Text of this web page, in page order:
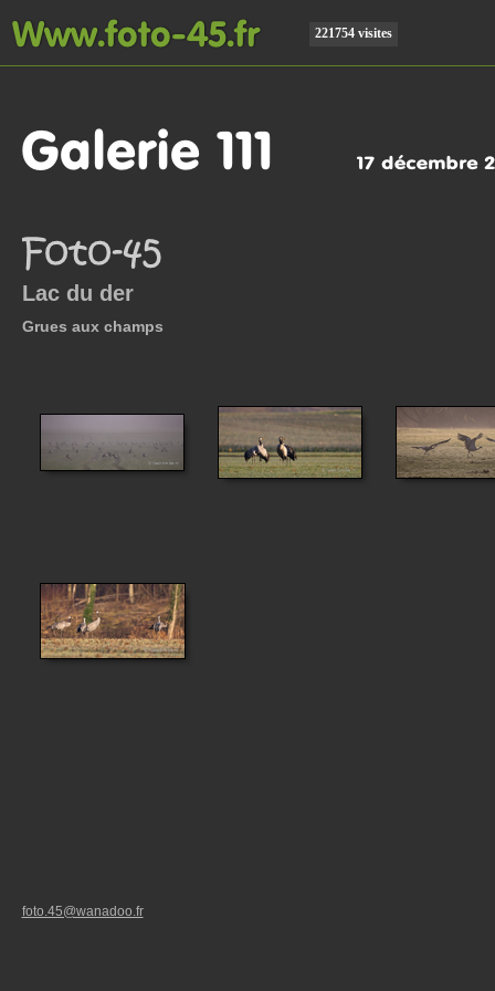
221754 visites